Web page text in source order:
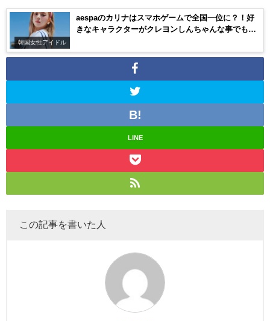
韓国女性アイドル
aespaのカリナはスマホゲームで全国一位に？！好
きなキャラクターがクレヨンしんちゃんな事でも有
LINE
この記事を書いた人